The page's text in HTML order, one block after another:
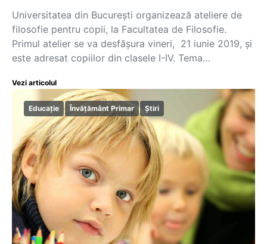
Universitatea din București organizează ateliere de
filosofie pentru copii, la Facultatea de Filosofie.
Primul atelier se va desfășura vineri, 21 iunie 2019, și
este adresat copiilor din clasele I-IV. Tema…
Vezi articolul
Educație Învățământ Primar Știri